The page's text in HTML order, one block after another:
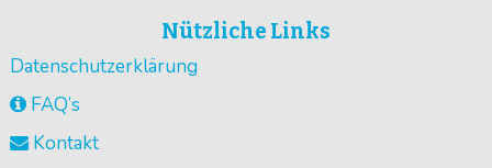
Nützliche Links
Datenschutzerklärung
FAQ’s
Kontakt